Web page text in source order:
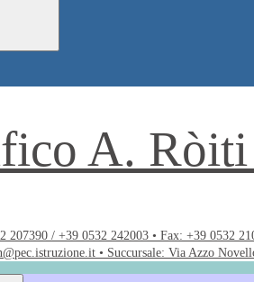
A. Ròiti
/ +39 0532 242003 • Fax: +39 0532
• Succursale: Via Azzo